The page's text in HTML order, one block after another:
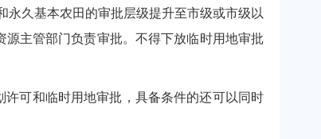
久基本农田的审批层级提升至市级或市级以
源主管部门负责审批。不得下放临时用地审批
可和临时用地审批，具备条件的还可以同时